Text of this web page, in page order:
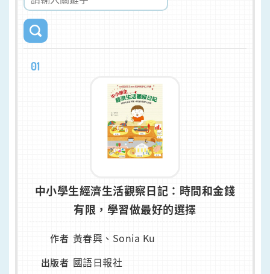
01
中小學生經濟生活觀察日記：時間和金錢
有限，學習做最好的選擇
作者 黃春興、Sonia Ku
出版者 國語日報社